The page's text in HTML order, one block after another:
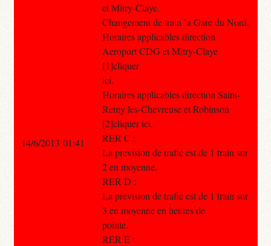
et Mitry-Claye.
Changement de train `a Gare du Nord.
Horaires applicables direction
Aeroport CDG et Mitry-Claye
[1]cliquer
ici.
Horaires applicables direction Saint-
Remy les-Chevreuse et Robinson
[2]cliquer ici.
RER C :
La prevision de trafic est de 1 train sur
2 en moyenne.
RER D :
La prevision de trafic est de 1 train sur
3 en moyenne en heures de
pointe.
RER E :
14/6/2013 01:41